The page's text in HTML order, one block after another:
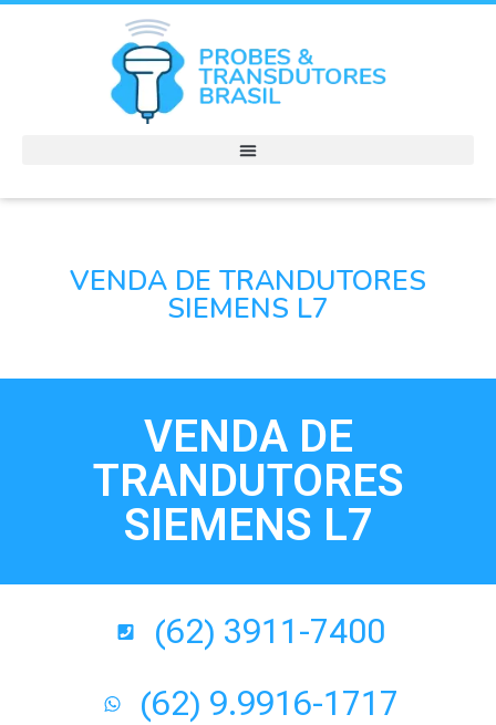
VENDA DE TRANDUTORES
SIEMENS L7
VENDA DE
TRANDUTORES
SIEMENS L7
(62) 3911-7400
(62) 9.9916-1717